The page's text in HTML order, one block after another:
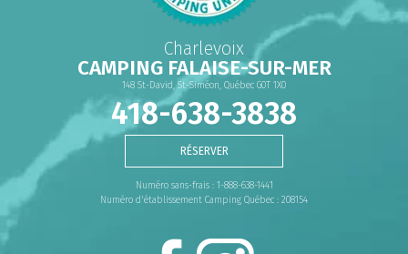
Charlevoix
CAMPING FALAISE-SUR-MER
148 St-David, St-Siméon, Québec G0T 1X0
418-638-3838
RÉSERVER
Numéro sans-frais : 1-888-638-1441
Numéro d'établissement Camping Québec : 208154